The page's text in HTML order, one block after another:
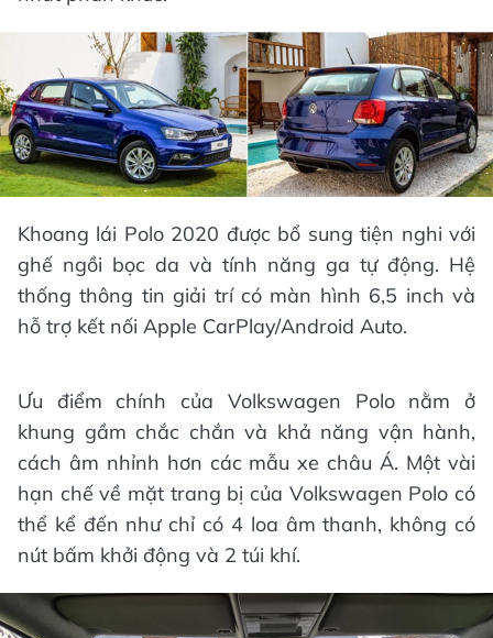
Khoang lái Polo 2020 được bổ sung tiện nghi với
ghế ngồi bọc da và tính năng ga tự động. Hệ
thống thông tin giải trí có màn hình 6,5 inch và
hỗ trợ kết nối Apple CarPlay/Android Auto.
Ưu điểm chính của Volkswagen Polo nằm ở
khung gầm chắc chắn và khả năng vận hành,
cách âm nhỉnh hơn các mẫu xe châu Á. Một vài
hạn chế về mặt trang bị của Volkswagen Polo có
thể kể đến như chỉ có 4 loa âm thanh, không có
nút bấm khởi động và 2 túi khí.